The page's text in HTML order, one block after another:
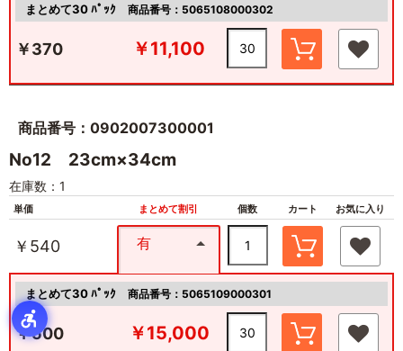
まとめて30 ﾊﾟｯｸ 商品番号：5065108000302
￥370 ￥11,100
商品番号：0902007300001
No12 23cm×34cm
在庫数：1
単価 まとめて割引 個数 カート お気に入り
￥540 有
まとめて30 ﾊﾟｯｸ 商品番号：5065109000301
￥500 ￥15,000